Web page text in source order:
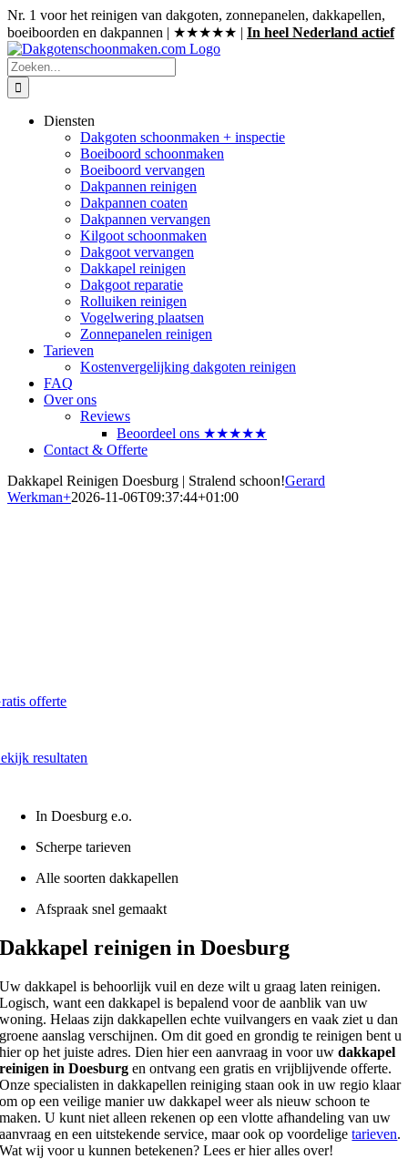
Ga
naar
inhoud
Nr. 1 voor het reinigen van dakgoten, zonnepanelen, dakkapellen,
boeiboorden en dakpannen | ★★★★★ | In heel Nederland actief
Zoeken
naar:
Diensten
Dakgoten schoonmaken + inspectie
Boeiboord schoonmaken
Boeiboord vervangen
Dakpannen reinigen
Dakpannen coaten
Dakpannen vervangen
Kilgoot schoonmaken
Dakgoot vervangen
Dakkapel reinigen
Dakgoot reparatie
Rolluiken reinigen
Vogelwering plaatsen
Zonnepanelen reinigen
Tarieven
Kostenvergelijking dakgoten reinigen
FAQ
Over ons
Reviews
Beoordeel ons ★★★★★
Contact & Offerte
Dakkapel Reinigen Doesburg | Stralend schoon!Gerard
Werkman+2026-11-06T09:37:44+01:00
offerte
resultaten
In Doesburg e.o.
Scherpe tarieven
Alle soorten dakkapellen
Afspraak snel gemaakt
Dakkapel reinigen in Doesburg
Uw dakkapel is behoorlijk vuil en deze wilt u graag laten reinigen.
Logisch, want een dakkapel is bepalend voor de aanblik van uw
woning. Helaas zijn dakkapellen echte vuilvangers en vaak ziet u dan
groene aanslag verschijnen. Om dit goed en grondig te reinigen bent u
hier op het juiste adres. Dien hier een aanvraag in voor uwdakkapel
reinigen in Doesburg en ontvang een gratis en vrijblijvende offerte.
Onze specialisten in dakkapellen reiniging staan ook in uw regio klaar
om op een veilige manier uw dakkapel weer als nieuw schoon te
maken. U kunt niet alleen rekenen op een vlotte afhandeling van uw
aanvraag en een uitstekende service, maar ook op voordeligetarieven.
Wat wij voor u kunnen betekenen? Lees er hier alles over!